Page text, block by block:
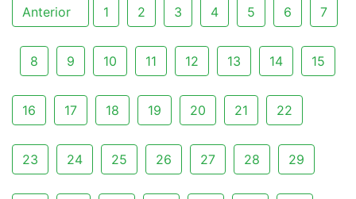
Anterior 1 2 3 4 5 6 7
8 9 10 11 12 13 14 15
16 17 18 19 20 21 22
23 24 25 26 27 28 29